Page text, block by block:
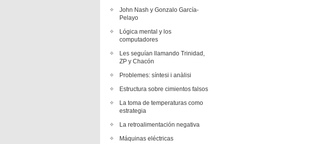
John Nash y Gonzalo García-
Pelayo
Lógica mental y los
computadores
Les seguían llamando Trinidad,
ZP y Chacón
Problemes: síntesi i anàlisi
Estructura sobre cimientos falsos
La toma de temperaturas como
estrategia
La retroalimentación negativa
Máquinas eléctricas